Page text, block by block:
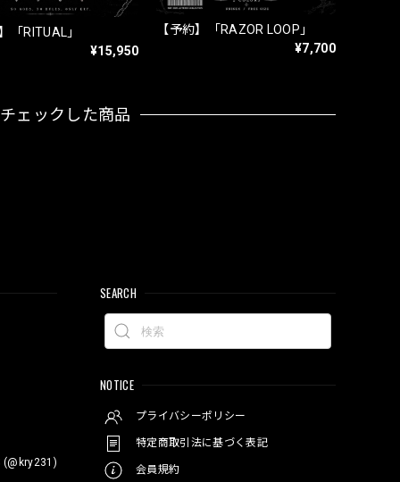
「RITUAL」
¥15,950
【予約】「RAZOR LOOP」
¥7,700
ェックした商品
(@kry231)
SEARCH
NOTICE
プライバシーポリシー
特定商取引法に基づく表記
会員規約